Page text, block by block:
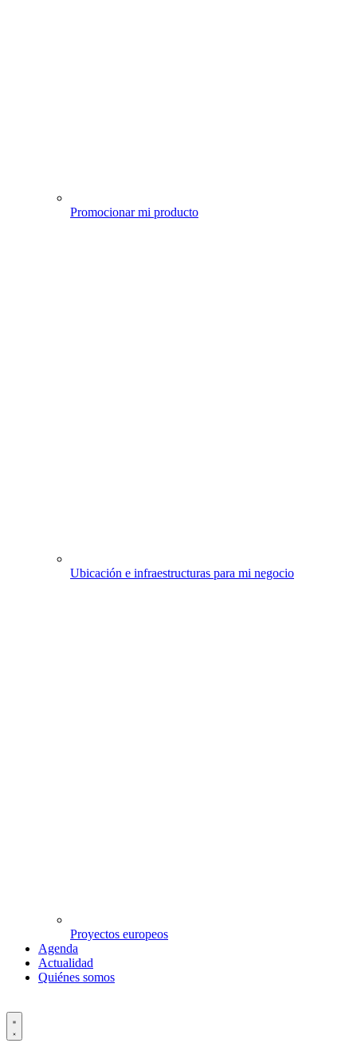
Promocionar mi producto
Ubicación e infraestructuras para mi negocio
Proyectos europeos
Agenda
Actualidad
Quiénes somos